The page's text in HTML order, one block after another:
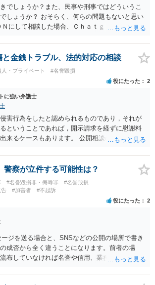
でしょうか？また、民事や刑事ではどういうこ
しょうか？ おそらく、何らの問題もないと思い
Ｎにして相談した場合、Ｃｈａｔｇｐｔがｏｐｅ
が、個人名や会社名を特定していない限り、一
て回答に織り込まれる可能性が生じるにすぎま
自体が、秘密情報に当たるとは思えませんし、名
会社に対する誹謗中傷の不特定多数への公開に
ん。 もちろん、誰がその内容をｃｈａｔｇｐｔ
にしられることはないので、個人や会社の特定
とで（おそらく特定して書き込んだとして
事民事の責任に問われることはないでしょう。
。
金銭トラブル、法的対応の相談
人・プライベート #名誉毀損
役にたった 2
に強い弁護士
害行為をしたと認められるものであり，それが
ということであれば，開示請求を経ずに慰謝料
来るケースもあります。 公開相談の場では回答
良いでしょう。
警察が立件する可能性は？
#名誉毀損罪・侮辱罪
#名誉毀損
#加害者 #不起訴
役にたった 2
ジを送る場合と、SNSなどの公開の場所で書き
成否から全く違うことになります。前者の場
布していなければ名誉や信用、業務にかかる犯